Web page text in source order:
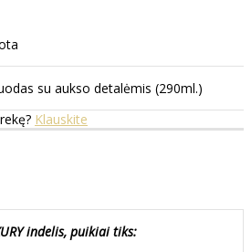
su aukso detalėmis (290ml.)
Klauskite
indelis, puikiai tiks: